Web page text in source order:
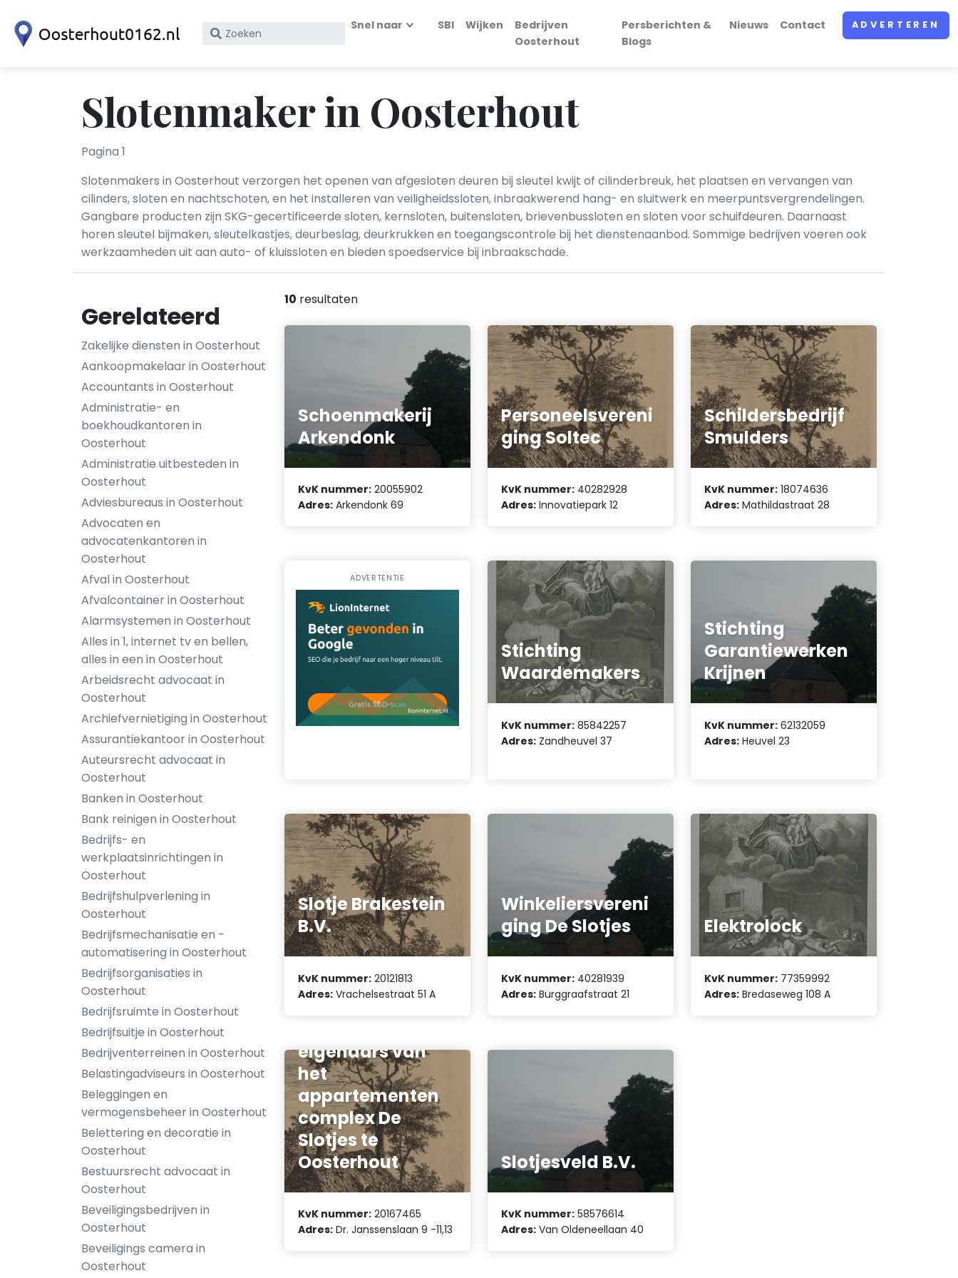
Zoek
KvK
nummer
Snel naar SBI Wijken
Bedrijven
Oosterhout
Persberichten &
Blogs
Nieuws Contact ADVERTEREN
Slotenmaker in Oosterhout
Pagina 1
Slotenmakers in Oosterhout verzorgen het openen van afgesloten deuren bij sleutel kwijt of cilinderbreuk, het plaatsen en vervangen van
cilinders, sloten en nachtschoten, en het installeren van veiligheidssloten, inbraakwerend hang- en sluitwerk en meerpuntsvergrendelingen.
Gangbare producten zijn SKG-gecertificeerde sloten, kernsloten, buitensloten, brievenbussloten en sloten voor schuifdeuren. Daarnaast
horen sleutel bijmaken, sleutelkastjes, deurbeslag, deurkrukken en toegangscontrole bij het dienstenaanbod. Sommige bedrijven voeren ook
werkzaamheden uit aan auto- of kluis­sloten en bieden spoedservice bij inbraakschade.
Gerelateerd
Zakelijke diensten in Oosterhout
Aankoopmakelaar in Oosterhout
Accountants in Oosterhout
Administratie- en
boekhoudkantoren in
Oosterhout
Administratie uitbesteden in
Oosterhout
Adviesbureaus in Oosterhout
Advocaten en
advocatenkantoren in
Oosterhout
Afval in Oosterhout
Afvalcontainer in Oosterhout
Alarmsystemen in Oosterhout
Alles in 1, internet tv en bellen,
alles in een in Oosterhout
Arbeidsrecht advocaat in
Oosterhout
Archiefvernietiging in Oosterhout
Assurantiekantoor in Oosterhout
Auteursrecht advocaat in
Oosterhout
Banken in Oosterhout
Bank reinigen in Oosterhout
Bedrijfs- en
werkplaatsinrichtingen in
Oosterhout
Bedrijfshulpverlening in
Oosterhout
Bedrijfsmechanisatie en -
automatisering in Oosterhout
Bedrijfsorganisaties in
Oosterhout
Bedrijfsruimte in Oosterhout
Bedrijfsuitje in Oosterhout
Bedrijventerreinen in Oosterhout
Belastingadviseurs in Oosterhout
Beleggingen en
vermogensbeheer in Oosterhout
Belettering en decoratie in
Oosterhout
Bestuursrecht advocaat in
Oosterhout
Beveiligingsbedrijven in
Oosterhout
Beveiligings camera in
Oosterhout
10 resultaten
Schoenmakerij
Arkendonk
KvK nummer: 20055902
Adres: Arkendonk 69
Personeelsvereni
ging Soltec
KvK nummer: 40282928
Adres: Innovatiepark 12
Schildersbedrijf
Smulders
KvK nummer: 18074636
Adres: Mathildastraat 28
ADVERTENTIE
Stichting
Waardemakers
KvK nummer: 85842257
Adres: Zandheuvel 37
Stichting
Garantiewerken
Krijnen
KvK nummer: 62132059
Adres: Heuvel 23
Slotje Brakestein
B.V.
KvK nummer: 20121813
Adres: Vrachelsestraat 51 A
Winkeliersvereni
ging De Slotjes
KvK nummer: 40281939
Adres: Burggraafstraat 21
Elektrolock
KvK nummer: 77359992
Adres: Bredaseweg 108 A
eigenaars van
het
appartementen
complex De
Slotjes te
Oosterhout
KvK nummer: 20167465
Adres: Dr. Janssenslaan 9 -11,13
Slotjesveld B.V.
KvK nummer: 58576614
Adres: Van Oldeneellaan 40